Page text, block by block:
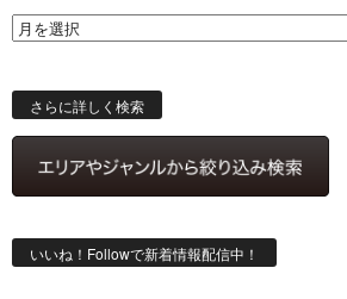
さらに詳しく検索
いいね！Followで新着情報配信中！